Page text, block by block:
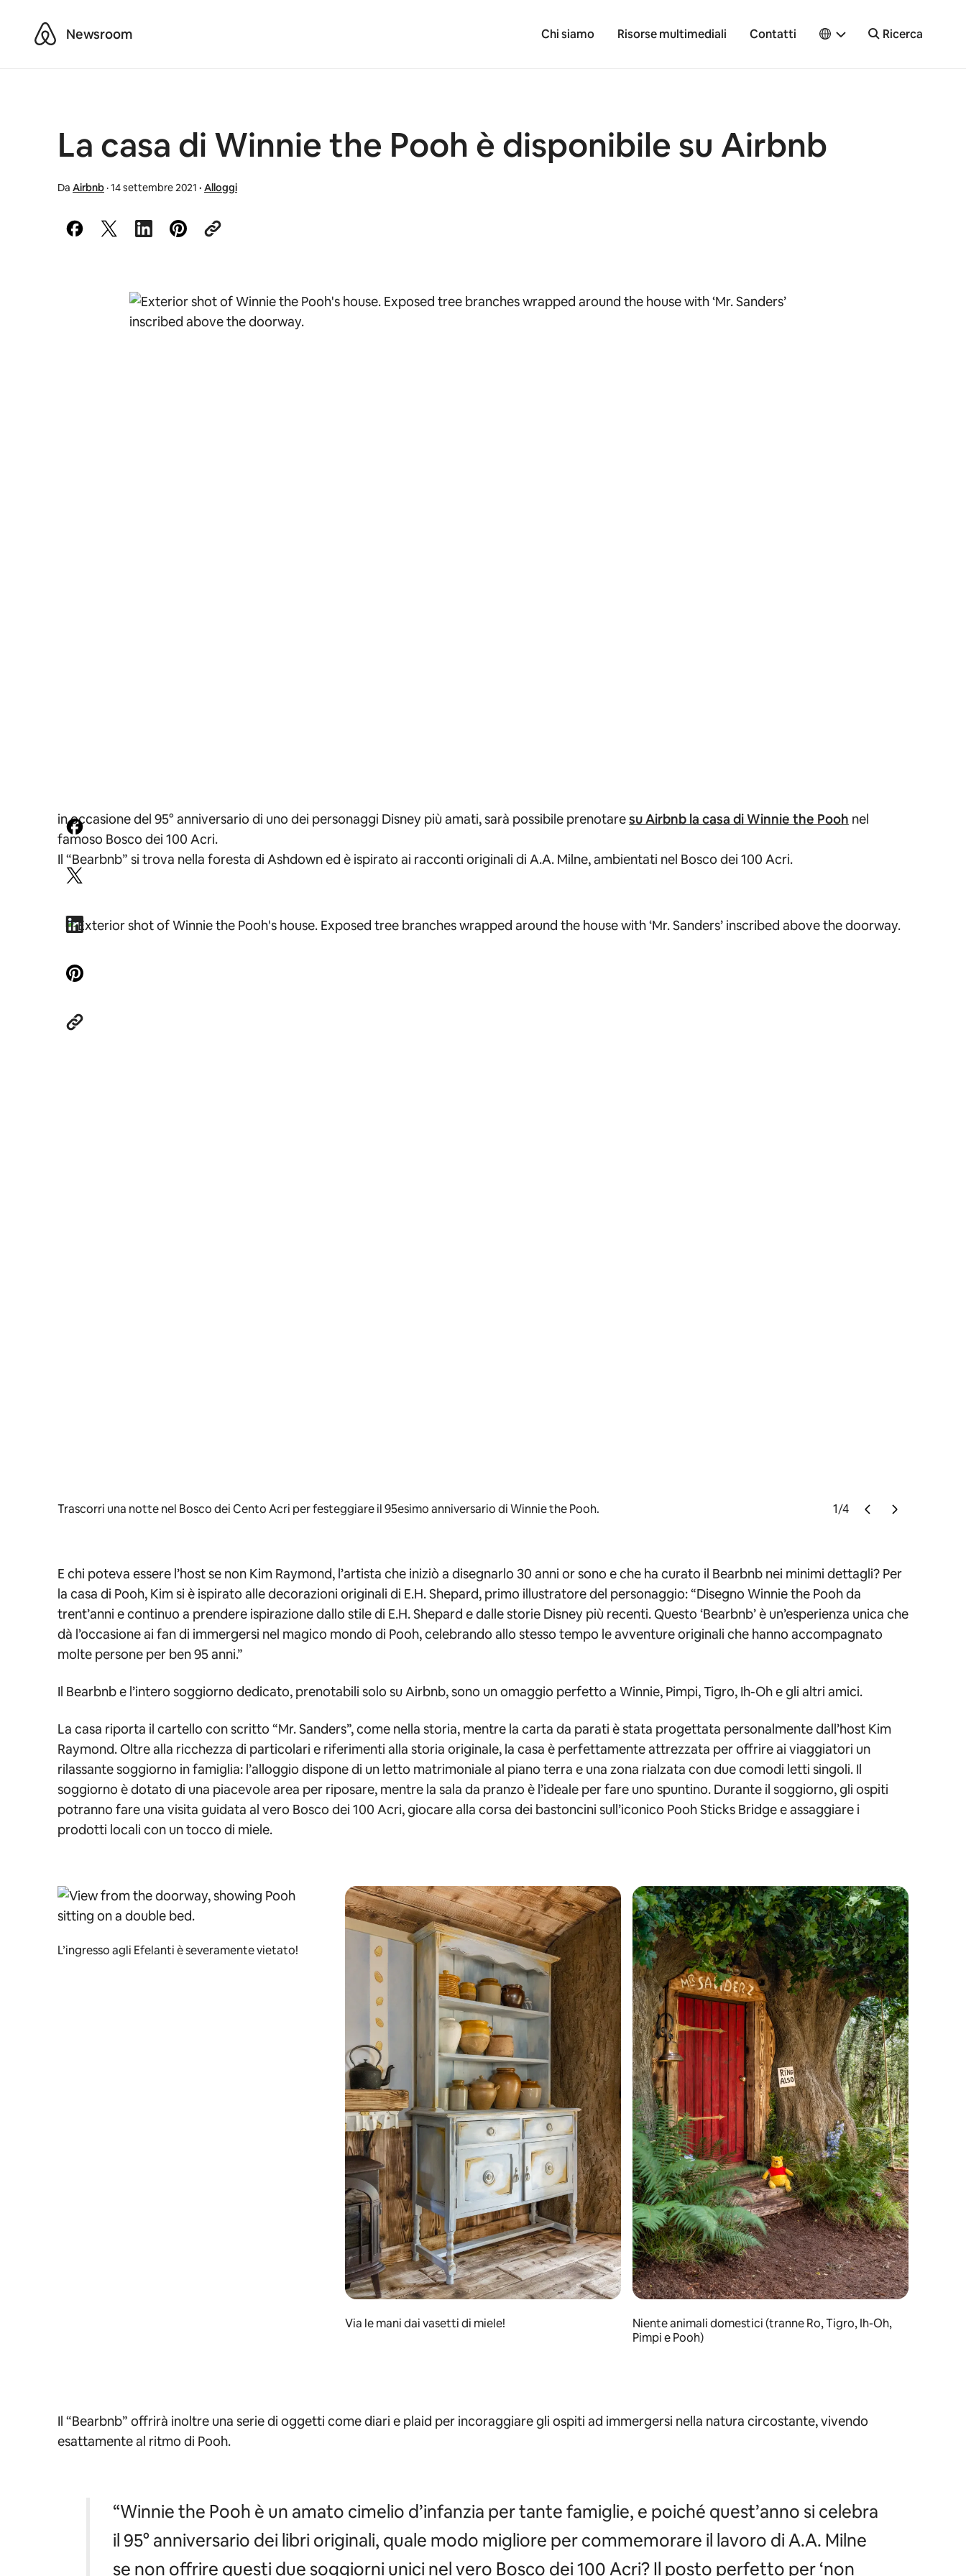
AirbnbNewsroom Chi siamo Risorse multimediali Contatti Ricerca
La casa di Winnie the Pooh è disponibile su Airbnb
Da Airbnb·14 settembre 2021 · Alloggi
in occasione del 95° anniversario di uno dei personaggi Disney più amati, sarà possibile prenotaresu Airbnb la casa di Winnie the Pooh nel
famoso Bosco dei 100 Acri.
Il “Bearbnb” si trova nella foresta di Ashdown ed è ispirato ai racconti originali di A.A. Milne, ambientati nel Bosco dei 100 Acri.
Trascorri una notte nel Bosco dei Cento Acri per festeggiare il 95esimo anniversario di Winnie the Pooh. 1/4
E chi poteva essere l’host se non Kim Raymond, l’artista che iniziò a disegnarlo 30 anni or sono e che ha curato il Bearbnb nei minimi dettagli? Per
la casa di Pooh, Kim si è ispirato alle decorazioni originali di E.H. Shepard, primo illustratore del personaggio:“Disegno Winnie the Pooh da
trent’anni e continuo a prendere ispirazione dallo stile di E.H. Shepard e dalle storie Disney più recenti. Questo ‘Bearbnb’ è un’esperienza unica che
dà l’occasione ai fan di immergersi nel magico mondo di Pooh, celebrando allo stesso tempo le avventure originali che hanno accompagnato
molte persone per ben 95 anni.”
Il Bearbnb e l’intero soggiorno dedicato, prenotabili solo su Airbnb, sono un omaggio perfetto a Winnie, Pimpi, Tigro, Ih-Oh e gli altri amici.
La casa riporta il cartello con scritto “Mr. Sanders”, come nella storia, mentre la carta da parati è stata progettata personalmente dall’host Kim
Raymond. Oltre alla ricchezza di particolari e riferimenti alla storia originale, la casa è perfettamente attrezzata per offrire ai viaggiatori un
rilassante soggiorno in famiglia: l’alloggio dispone di un letto matrimoniale al piano terra e una zona rialzata con due comodi letti singoli. Il
soggiorno è dotato di una piacevole area per riposare, mentre la sala da pranzo è l’ideale per fare uno spuntino. Durante il soggiorno, gli ospiti
potranno fare una visita guidata al vero Bosco dei 100 Acri, giocare alla corsa dei bastoncini sull’iconico Pooh Sticks Bridge e assaggiare i
prodotti locali con un tocco di miele.
L’ingresso agli Efelanti è severamente vietato!
Via le mani dai vasetti di miele!
Niente animali domestici (tranne Ro, Tigro, Ih-Oh,
Pimpi e Pooh)
Il “Bearbnb” offrirà inoltre una serie di oggetti come diari e plaid per incoraggiare gli ospiti ad immergersi nella natura circostante, vivendo
esattamente al ritmo di Pooh.
“Winnie the Pooh è un amato cimelio d’infanzia per tante famiglie, e poiché quest’anno si celebra
il 95° anniversario dei libri originali, quale modo migliore per commemorare il lavoro di A.A. Milne
se non offrire questi due soggiorni unici nel vero Bosco dei 100 Acri? Il posto perfetto per ‘non